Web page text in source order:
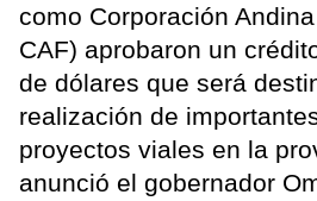
como Corporación
CAF) aprobaron un
de dólares que será
realización de
proyectos viales en la
anunció el gobernador